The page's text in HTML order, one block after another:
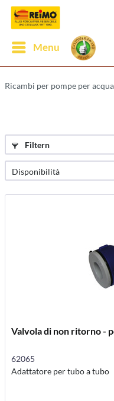
Menu
Ricambi per pompe per
Filtern
Valvola di non ritorno -
62065
Adattatore per tubo a tubo